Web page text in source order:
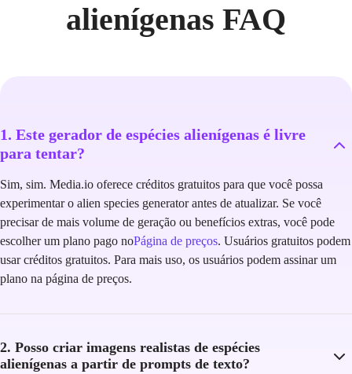
alienígenas FAQ
1. Este gerador de espécies alienígenas é livre
para tentar?
Sim, sim. Media.io oferece créditos gratuitos para que você possa
experimentar o alien species generator antes de atualizar. Se você
precisar de mais volume de geração ou benefícios extras, você pode
escolher um plano pago noPágina de preços. Usuários gratuitos podem
usar créditos gratuitos. Para mais uso, os usuários podem assinar um
plano na página de preços.
2. Posso criar imagens realistas de espécies
alienígenas a partir de prompts de texto?